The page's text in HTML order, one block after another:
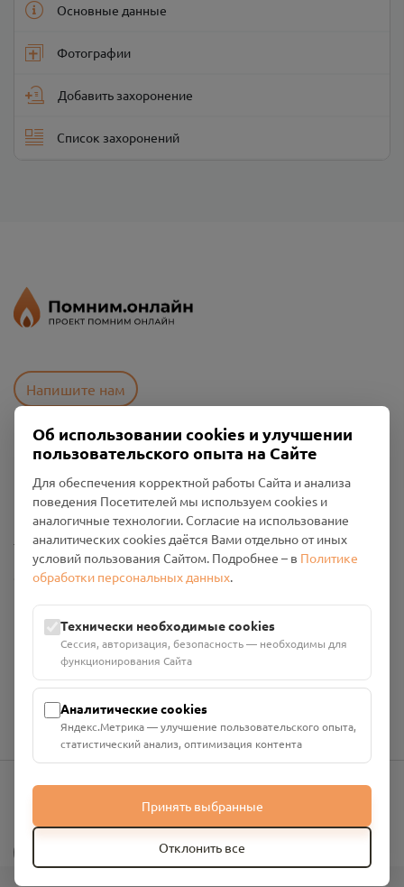
Основные данные
Фотографии
Добавить захоронение
Список захоронений
Напишите нам
Пользовательское соглашение
Политика конфиденциальности
Промо-материалы
Настройки cookies
Общество с ограниченной ответственностью «Смоленский
ИНН: 6700029207 ОГРН: 1256700001986
Юридический адрес: 216790, Смоленская область, р-н
Руднянский, г. Рудня, улица Западная, д. 26А, пом. 18
Номер счёта: 40702810901130004287 в АО "АЛЬФА-БАНК"
Кор. счёт: 30101810200000000593
info@pomnim.online
Об использовании cookies и улучшении
пользовательского опыта на Сайте
Для обеспечения корректной работы Сайта и анализа
поведения Посетителей мы используем cookies и
аналогичные технологии. Согласие на использование
аналитических cookies даётся Вами отдельно от иных
условий пользования Сайтом. Подробнее – в Политике
обработки персональных данных.
Технически необходимые cookies
Сессия, авторизация, безопасность — необходимы для
функционирования Сайта
Аналитические cookies
Яндекс.Метрика — улучшение пользовательского опыта,
статистический анализ, оптимизация контента
Принять выбранные
Отклонить все